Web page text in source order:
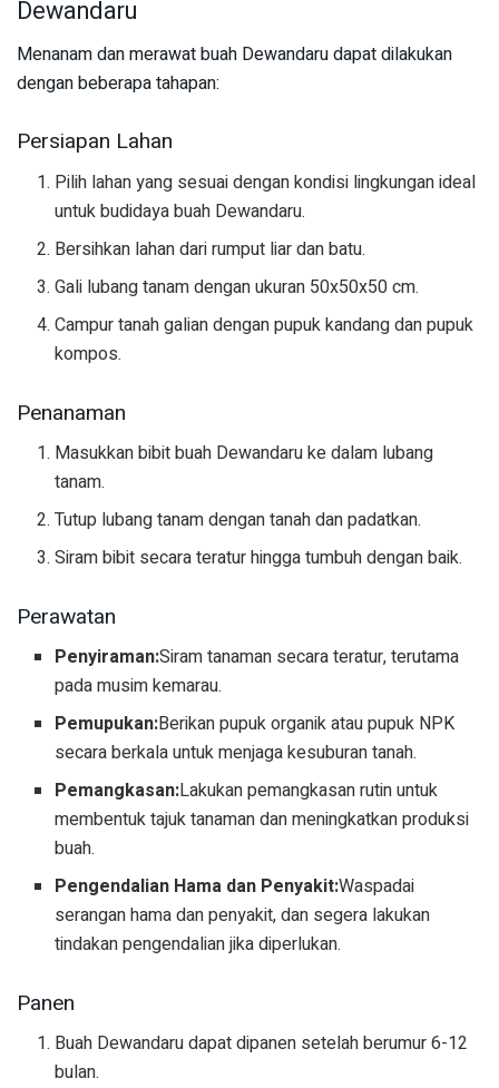
Dewandaru
Menanam dan merawat buah Dewandaru dapat dilakukan
dengan beberapa tahapan:
Persiapan Lahan
Pilih lahan yang sesuai dengan kondisi lingkungan ideal
untuk budidaya buah Dewandaru.
Bersihkan lahan dari rumput liar dan batu.
Gali lubang tanam dengan ukuran 50x50x50 cm.
Campur tanah galian dengan pupuk kandang dan pupuk
kompos.
Penanaman
Masukkan bibit buah Dewandaru ke dalam lubang
tanam.
Tutup lubang tanam dengan tanah dan padatkan.
Siram bibit secara teratur hingga tumbuh dengan baik.
Perawatan
Penyiraman:Siram tanaman secara teratur, terutama
pada musim kemarau.
Pemupukan:Berikan pupuk organik atau pupuk NPK
secara berkala untuk menjaga kesuburan tanah.
Pemangkasan:Lakukan pemangkasan rutin untuk
membentuk tajuk tanaman dan meningkatkan produksi
buah.
Pengendalian Hama dan Penyakit:Waspadai
serangan hama dan penyakit, dan segera lakukan
tindakan pengendalian jika diperlukan.
Panen
Buah Dewandaru dapat dipanen setelah berumur 6-12
bulan.